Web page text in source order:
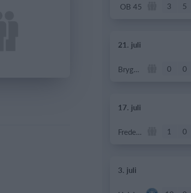
OB 45 3 5
21. juli
Bryggebold 0 0
17. juli
Frederiksberg Floorball Fighters 1 0
3. juli